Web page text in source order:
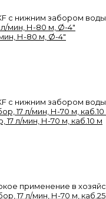
нижним забором
Н-80 м, Ø-4"
нижним забором
17 л/мин, Н-70 м, каб.10 м
применение в